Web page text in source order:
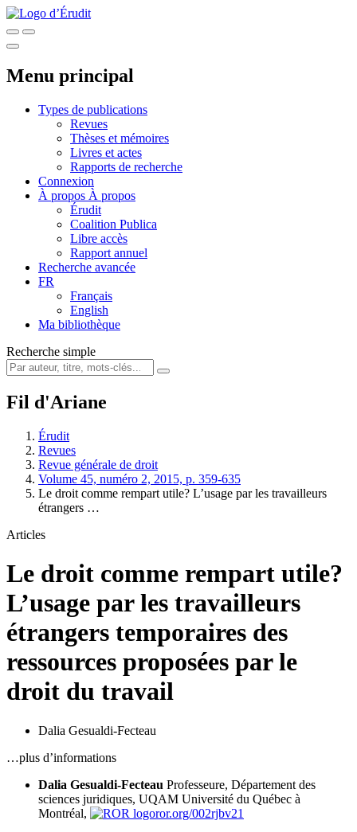
Menu principal
Types de publications
Revues
Thèses et mémoires
Livres et actes
Rapports de recherche
Connexion
À propos À propos
Érudit
Coalition Publica
Libre accès
Rapport annuel
Recherche avancée
FR
Français
English
Ma bibliothèque
Recherche simple
Fil d'Ariane
Érudit
Revues
Revue générale de droit
Volume 45, numéro 2, 2015, p. 359-635
Le droit comme rempart utile? L’usage par les travailleurs
étrangers …
Articles
Le droit comme rempart utile?
L’usage par les travailleurs
étrangers temporaires des
ressources proposées par le
droit du travail
Dalia Gesualdi-Fecteau
…plus d’informations
Dalia Gesualdi-Fecteau Professeure, Département des
sciences juridiques, UQAM Université du Québec à
Montréal,
ror.org/002rjbv21